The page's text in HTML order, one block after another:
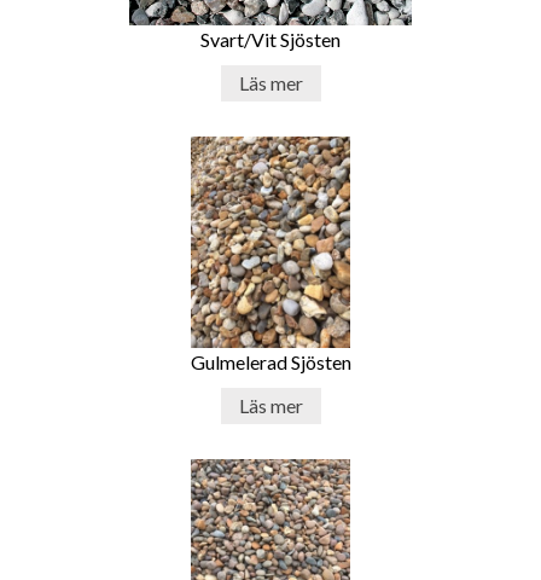
Svart/Vit Sjösten
Läs mer
Gulmelerad Sjösten
Läs mer